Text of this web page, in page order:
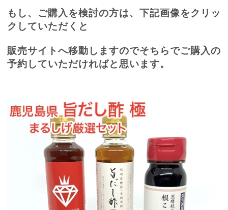
もし、ご購入を検討の方は、下記画像をクリッ
クしていただくと
販売サイトへ移動しますのでそちらでご購入の
予約していただければと思います。